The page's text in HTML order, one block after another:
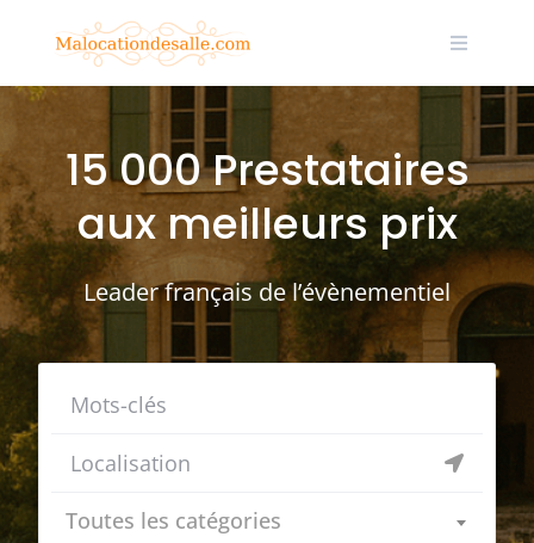
15 000 Prestataires
aux meilleurs prix
Leader français de l’évènementiel
Toutes les catégories